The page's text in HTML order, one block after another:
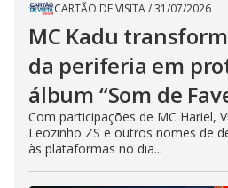
CARTÃO DE VISITA/31/07/2026
MC Kadu
da periferia em
álbum “Som de
Com participações de MC Hariel,
Leozinho ZS e outros nomes de
às plataformas no dia...